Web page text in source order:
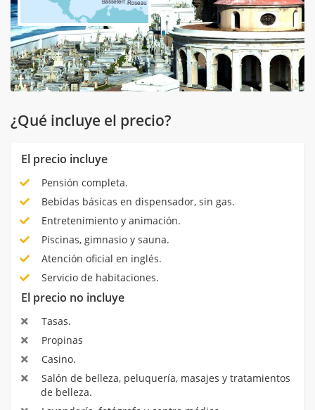
¿Qué incluye el precio?
El precio incluye
Pensión completa.
Bebidas básicas en dispensador, sin gas.
Entretenimiento y animación.
Piscinas, gimnasio y sauna.
Atención oficial en inglés.
Servicio de habitaciones.
El precio no incluye
Tasas.
Propinas
Casino.
Salón de belleza, peluquería, masajes y tratamientos
de belleza.